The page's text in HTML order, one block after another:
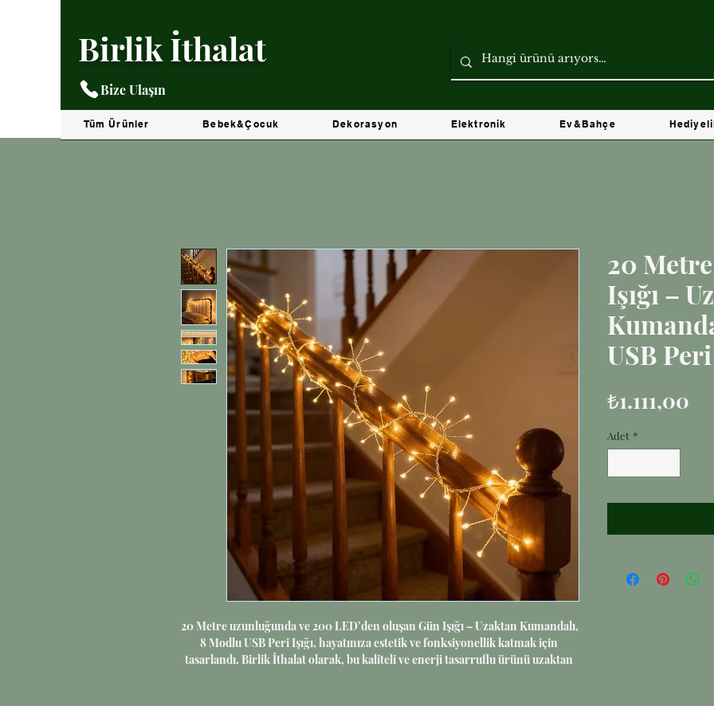
Birlik İthalat
Bize Ulaşın
Tüm Ürünler Bebek&Çocuk Dekorasyon Elektronik Ev&Bahçe
20 Metre uzunluğunda ve 200 LED’den oluşan Gün Işığı – Uzaktan Kumandalı,
8 Modlu USB Peri Işığı, hayatınıza estetik ve fonksiyonellik katmak için
tasarlandı. Birlik İthalat olarak, bu kaliteli ve enerji tasarruflu ürünü uzaktan
sağlar ve şıklığıyla yaşam alanlarınıza sıcaklık katar. Hayatınızı kolaylaştıran
20
Işığı –
USB Peri
₺1.111,00
Adet *